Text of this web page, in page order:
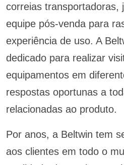
correias transportadoras,
equipe pós-venda para
experiência de uso. A
dedicado para realizar
equipamentos em
respostas oportunas a
relacionadas ao produto.
Por anos, a Beltwin tem
aos clientes em todo o